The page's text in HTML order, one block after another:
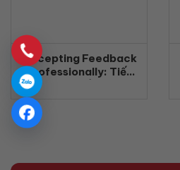
Accepting Feedback
Professionally: Tiếp
nhận phản hồi chuyên
nghiệp bằng tiếng Anh